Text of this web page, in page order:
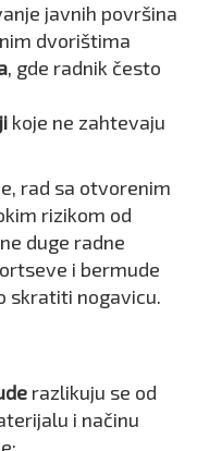
javnih površina
dvorištima
, gde radnik često
koje ne zahtevaju
rad sa otvorenim
rizikom od
duge radne
i bermude
skratiti nogavicu.
razlikuju se od
i načinu